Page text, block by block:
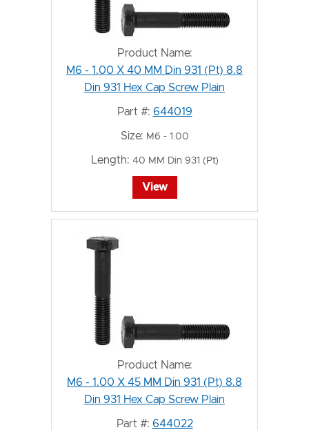
Product Name:
M6 - 1.00 X 40 MM Din 931 (Pt) 8.8
Din 931 Hex Cap Screw Plain
Part #: 644019
Size: M6 - 1.00
Length: 40 MM Din 931 (Pt)
View
Product Name:
M6 - 1.00 X 45 MM Din 931 (Pt) 8.8
Din 931 Hex Cap Screw Plain
Part #: 644022